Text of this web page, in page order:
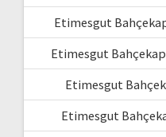
Etimesgut
Etimesgut
Etimesgut
Etimesgut